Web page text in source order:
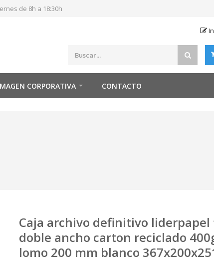
de 8h a 18:30h
CORPORATIVA CONTACTO
Caja archivo definitivo liderpapel
doble ancho carton reciclado
lomo 200 mm blanco